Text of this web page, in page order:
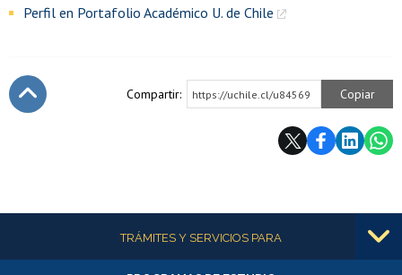
Perfil en Portafolio Académico U. de Chile
Compartir: https://uchile.cl/u84569 Copiar
Más informaciónTRÁMITES Y SERVICIOS PARA